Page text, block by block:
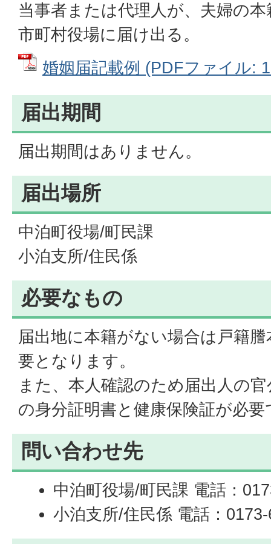
当事者または代理人が、夫婦の
市町村役場に届け出る。
婚姻届記載例 (PDFファイル:
届出期間
届出期間はありません。
届出場所
中泊町役場/町民課
小泊支所/住民係
必要なもの
届出地に本籍がない場合は戸籍
要となります。
また、本人確認のため届出人の
の身分証明書と健康保険証が必要
問い合わせ先
中泊町役場/町民課 電話：
小泊支所/住民係 電話：